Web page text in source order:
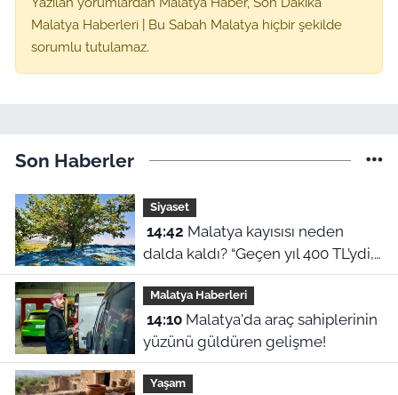
Malatya Haberleri | Bu Sabah Malatya hiçbir şekilde
sorumlu tutulamaz.
Son Haberler
Siyaset
14:42
dalda kaldı? “Geçen yıl 400 TL’ydi,
bu yıl 230 lira!”
Malatya Haberleri
14:10Malatya'da araç sahiplerinin
yüzünü güldüren gelişme!
Yaşam